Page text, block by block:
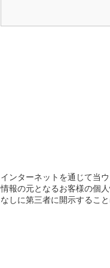
インターネットを通じて当
情報の元となるお客様の個
なしに第三者に開示すること